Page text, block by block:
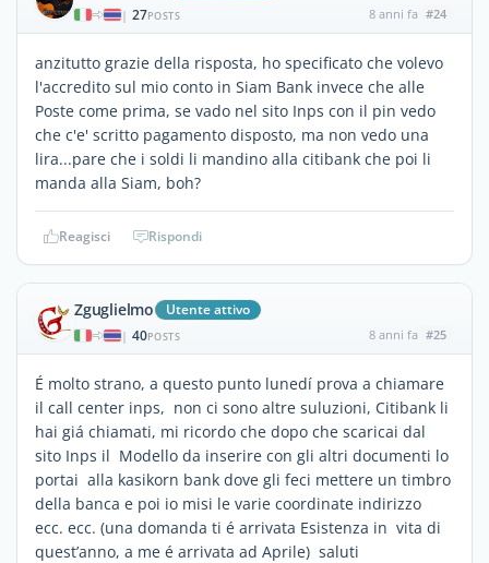
| 27POSTS 8 anni fa #24
anzitutto grazie della risposta, ho specificato che volevo
l'accredito sul mio conto in Siam Bank invece che alle
Poste come prima, se vado nel sito Inps con il pin vedo
che c'e' scritto pagamento disposto, ma non vedo una
lira...pare che i soldi li mandino alla citibank che poi li
manda alla Siam, boh?
Reagisci Rispondi
Zguglielmo Utente attivo
| 40POSTS 8 anni fa #25
É molto strano, a questo punto lunedí prova a chiamare
il call center inps, non ci sono altre suluzioni, Citibank li
hai giá chiamati, mi ricordo che dopo che scaricai dal
sito Inps il Modello da inserire con gli altri documenti lo
portai alla kasikorn bank dove gli feci mettere un timbro
della banca e poi io misi le varie coordinate indirizzo
ecc. ecc. (una domanda ti é arrivata Esistenza in vita di
quest’anno, a me é arrivata ad Aprile) saluti